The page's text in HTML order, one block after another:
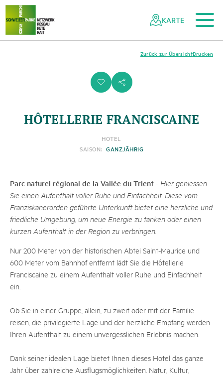
Navigieren
Netzwerk
Schweizer
Schnellnavigation
Zum Hauptinhalt
Zur mobilen Navigation
Zur Suche
Zum Fussbereich
Zur Sitemap
KARTE
i s
Drucken
Zurück zur Übersicht
HÔTELLERIE FRANCISCAINE
HOTEL
SAISON: GANZJÄHRIG
Parc naturel régional de la Vallée du Trient - Hier geniessen
Sie einen Aufenthalt voller Ruhe und Einfachheit. Diese vom
Franziskanerorden geführte Unterkunft bietet eine herzliche und
friedliche Umgebung, um neue Energie zu tanken oder einen
kurzen Aufenthalt in der Region zu verbringen.
Nur 200 Meter von der historischen Abtei Saint-Maurice und
600 Meter vom Bahnhof entfernt lädt Sie die Hôtellerie
Franciscaine zu einem Aufenthalt voller Ruhe und Einfachheit
ein.
Ob Sie in einer Gruppe, allein, zu zweit oder mit der Familie
reisen, die privilegierte Lage und der herzliche Empfang werden
Ihren Aufenthalt zu einem unvergesslichen Erlebnis machen.
Dank seiner idealen Lage bietet Ihnen dieses Hotel das ganze
Jahr über zahlreiche Ausflugsmöglichkeiten. Natur, Kultur,